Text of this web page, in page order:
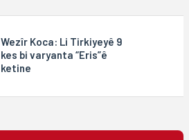
Wezîr Koca: Li Tirkiyeyê 9
kes bi varyanta “Eris”ê
ketine